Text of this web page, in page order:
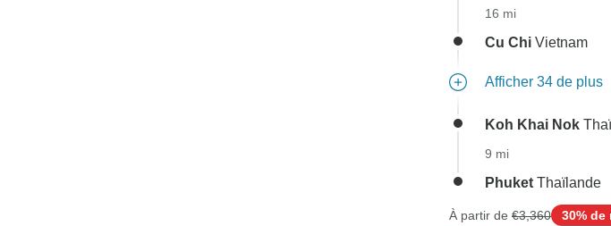
16 mi
Cu Chi Vietnam
Afficher 34 de plus
Koh Khai Nok
9 mi
Phuket Thaïlande
À partir de €3,360 30% de